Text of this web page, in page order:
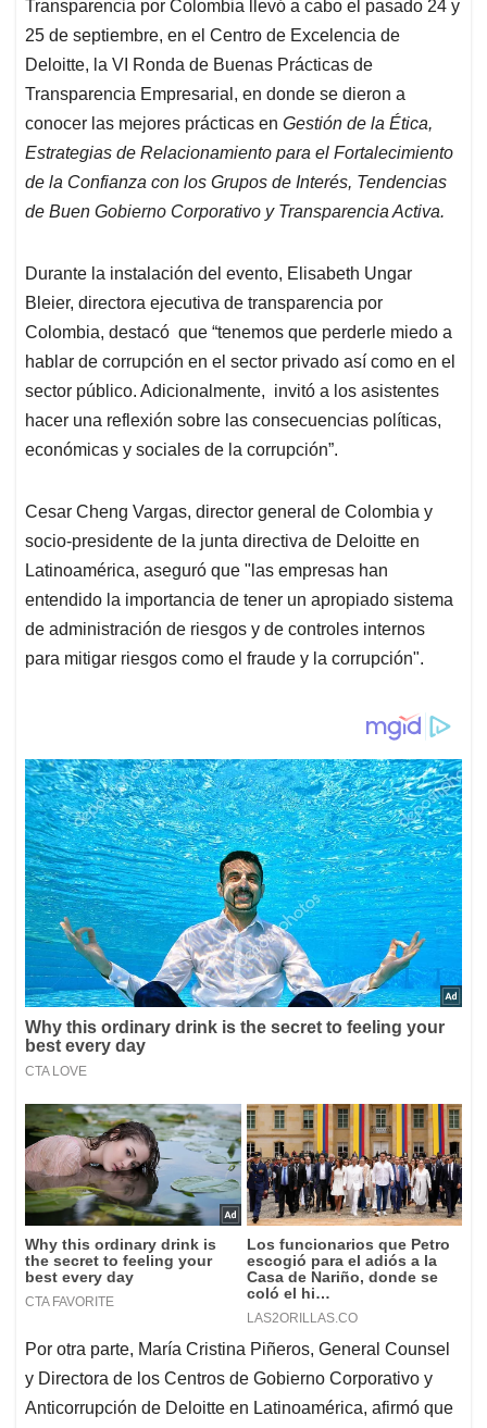
s
A
p
p
b
o
o
k
e
d
I
n
l
a
d
s
Transparencia por Colombia llevó a cabo el pasado 24 y
25 de septiembre, en el Centro de Excelencia de
Deloitte, la VI Ronda de Buenas Prácticas de
Transparencia Empresarial, en donde se dieron a
conocer las mejores prácticas en Gestión de la Ética,
Estrategias de Relacionamiento para el Fortalecimiento
de la Confianza con los Grupos de Interés, Tendencias
de Buen Gobierno Corporativo y Transparencia Activa.
Durante la instalación del evento, Elisabeth Ungar
Bleier, directora ejecutiva de transparencia por
Colombia, destacó que “tenemos que perderle miedo a
hablar de corrupción en el sector privado así como en el
sector público. Adicionalmente, invitó a los asistentes
hacer una reflexión sobre las consecuencias políticas,
económicas y sociales de la corrupción”.
Cesar Cheng Vargas, director general de Colombia y
socio-presidente de la junta directiva de Deloitte en
Latinoamérica, aseguró que "las empresas han
entendido la importancia de tener un apropiado sistema
de administración de riesgos y de controles internos
para mitigar riesgos como el fraude y la corrupción".
Por otra parte, María Cristina Piñeros, General Counsel
y Directora de los Centros de Gobierno Corporativo y
Anticorrupción de Deloitte en Latinoamérica, afirmó que